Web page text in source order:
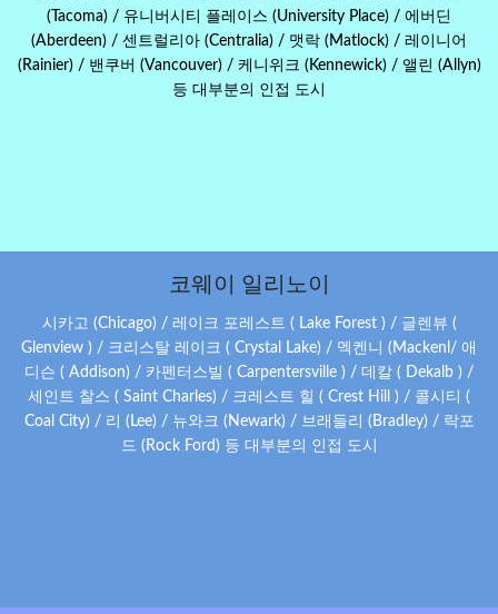
(Tacoma) / 유니버시티 플레이스 (University Place) / 에버딘
(Aberdeen) / 센트럴리아 (Centralia) / 맷락 (Matlock) / 레이니어
(Rainier) / 밴쿠버 (Vancouver) / 케니위크 (Kennewick) / 앨린 (Allyn)
등 대부분의 인접 도시
코웨이 일리노이
시카고 (Chicago) / 레이크 포레스트 ( Lake Forest ) / 글렌뷰 (
Glenview ) / 크리스탈 레이크 ( Crystal Lake) / 멕켄니 (Mackenl/ 애
디슨 ( Addison) / 카펜터스빌 ( Carpentersville ) / 데칼 ( Dekalb ) /
세인트 찰스 ( Saint Charles) / 크레스트 힐 ( Crest Hill ) / 콜시티 (
Coal City) / 리 (Lee) / 뉴와크 (Newark) / 브래들리 (Bradley) / 락포
드 (Rock Ford) 등 대부분의 인접 도시